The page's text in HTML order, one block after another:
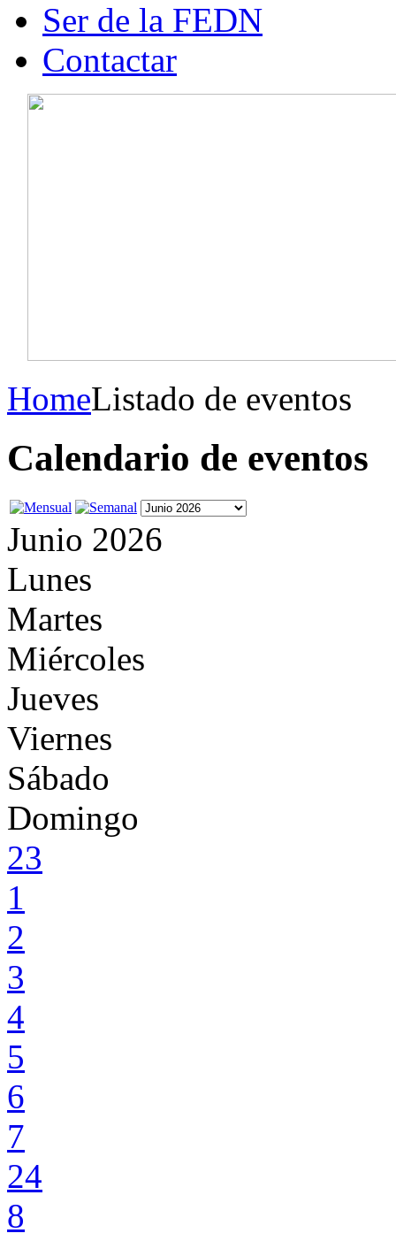
Ser de la FEDN
Contactar
HomeListado de eventos
Calendario de eventos
Junio 2026
Lunes
Martes
Miércoles
Jueves
Viernes
Sábado
Domingo
23
1
2
3
4
5
6
7
24
8